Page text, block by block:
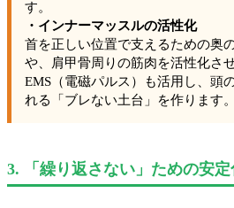
す。
・インナーマッスルの活性化
首を正しい位置で支えるための奥
や、肩甲骨周りの筋肉を活性化さ
EMS（電磁パルス）も活用し、頭
れる「ブレない土台」を作ります。
3. 「繰り返さない」ための安